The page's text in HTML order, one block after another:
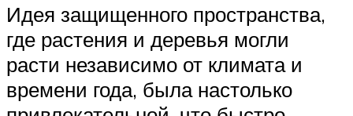
Идея защищенного пространства,
где растения и деревья могли
расти независимо от климата и
времени года, была настолько